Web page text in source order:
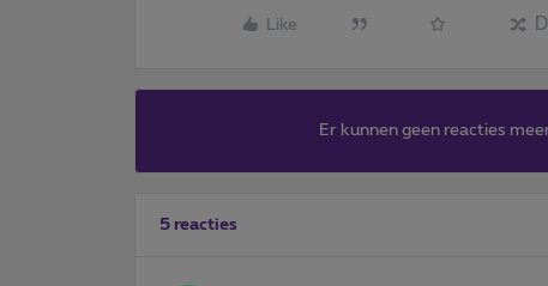
Like
Er kunnen geen reacties
5 reacties